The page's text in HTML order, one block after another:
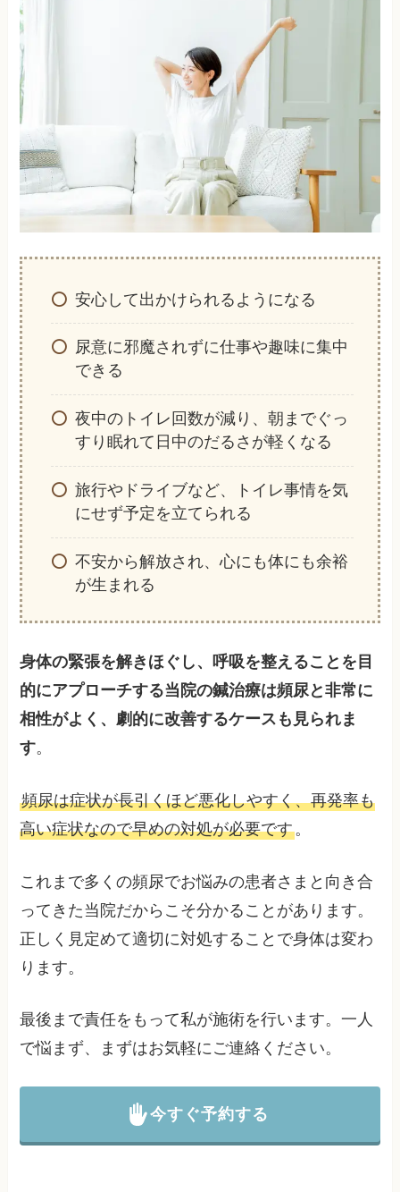
安心して出かけられるようになる
尿意に邪魔されずに仕事や趣味に集中
できる
夜中のトイレ回数が減り、朝までぐっ
すり眠れて日中のだるさが軽くなる
旅行やドライブなど、トイレ事情を気
にせず予定を立てられる
不安から解放され、心にも体にも余裕
が生まれる
身体の緊張を解きほぐし、呼吸を整えることを目
的にアプローチする当院の鍼治療は頻尿と非常に
相性がよく、劇的に改善するケースも見られま
す。
頻尿は症状が長引くほど悪化しやすく、再発率も
高い症状なので早めの対処が必要です。
これまで多くの頻尿でお悩みの患者さまと向き合
ってきた当院だからこそ分かることがあります。
正しく見定めて適切に対処することで身体は変わ
ります。
最後まで責任をもって私が施術を行います。一人
で悩まず、まずはお気軽にご連絡ください。
今すぐ予約する